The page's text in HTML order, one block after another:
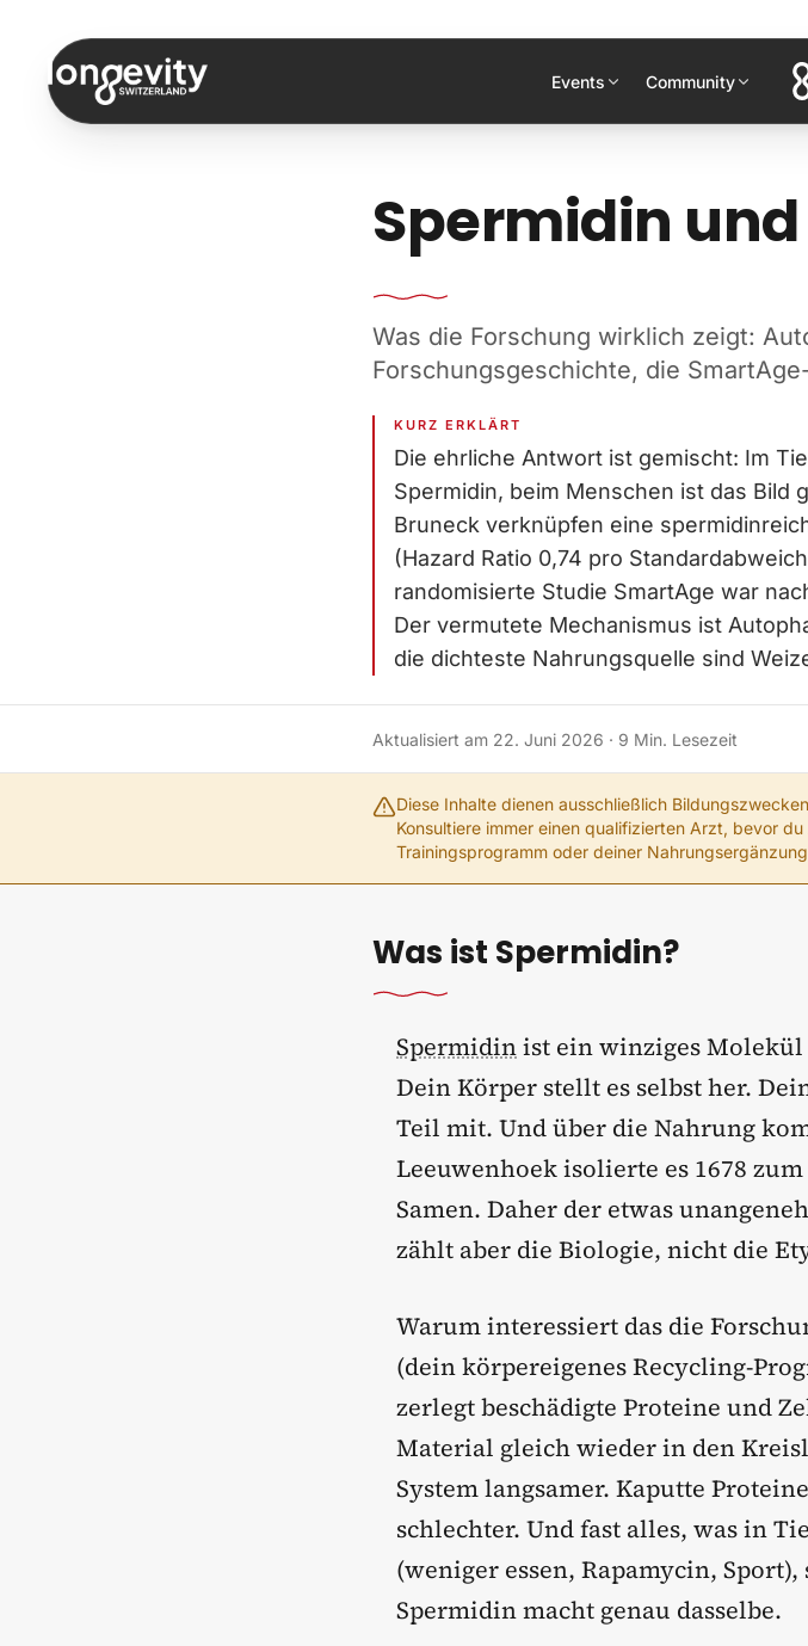
Events Community
Spermidin
Was die Forschung wirklich zeigt:
Forschungsgeschichte, die
KURZ ERKLÄRT
Die ehrliche Antwort ist gemischt: Im
Spermidin, beim Menschen ist das Bild
Bruneck verknüpfen eine
(Hazard Ratio 0,74 pro
randomisierte Studie SmartAge war
Der vermutete Mechanismus ist
die dichteste Nahrungsquelle sind
Aktualisiert am 22. Juni 2026 · 9 Min. Lesezeit
Diese Inhalte dienen ausschließlich
Konsultiere immer einen qualifizierten Arzt, bevor
Trainingsprogramm oder deiner
Was ist Spermidin?
Spermidinist ein winziges Molekül
Dein Körper stellt es selbst her.
Teil mit. Und über die Nahrung
Leeuwenhoek isolierte es 1678
Samen. Daher der etwas
zählt aber die Biologie, nicht die
Warum interessiert das die
(dein körpereigenes Recycling-
zerlegt beschädigte Proteine und
Material gleich wieder in den
System langsamer. Kaputte
schlechter. Und fast alles, was in
(weniger essen, Rapamycin, Sport),
Spermidin macht genau dasselbe.